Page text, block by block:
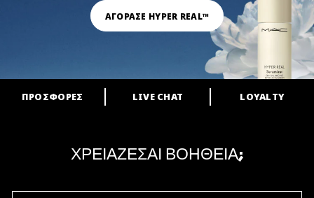
ΑΓΟΡΑΣΕ HYPER REAL™
ARE YOU A M·A·C LOVER?
ΠΡΟΣΦΟΡΕΣ LIVE CHAT LOYALTY
ΧΡΕΙΑΖΕΣΑΙ ΒΟΗΘΕΙΑ;